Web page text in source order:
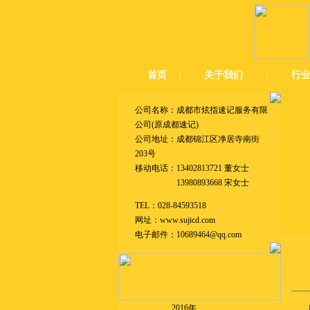
首页 关于我们 行
公司名称：成都市炫指速记服务有限
公司(原成都速记)
公司地址：成都锦江区净居寺南街
203号
移动电话：13402813721 董女士
13980893668 宋女士
TEL：028-84593518
网址： www.sujicd.com
电子邮件：10689464@qq.com
2016年